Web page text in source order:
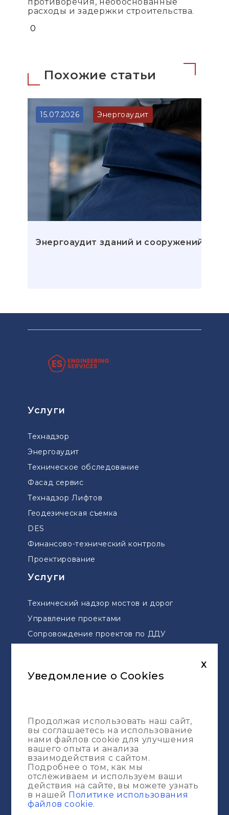
противоречия, необоснованные
расходы и задержки строительства.
0
Похожие статьи
Энергоаудит
15.07.2026
Энергоаудит зданий и сооружений:
Услуги
Технадзор
Энергоаудит
Техническое обследование
Фасад сервис
Технадзор Лифтов
Геодезическая съемка
DES
Финансово-технический контроль
Проектирование
Услуги
Технический надзор мостов и дорог
Управление проектами
Сопровождение проектов по ДДУ
Карта сайта
Портфолио
О компании
Журнал
Уведомление о Cookies
Продолжая использовать наш сайт,
вы соглашаетесь на использование
нами файлов cookie для улучшения
вашего опыта и анализа
взаимодействия с сайтом.
Подробнее о том, как мы
отслеживаем и используем ваши
действия на сайте, вы можете узнать
в нашей Политике использования
файлов cookie.
X